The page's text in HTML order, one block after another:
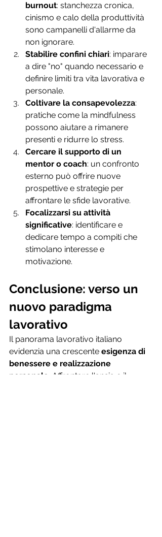
burnout: stanchezza cronica,
cinismo e calo della produttività
sono campanelli d'allarme da
non ignorare.
Stabilire confini chiari: imparare
a dire "no" quando necessario e
definire limiti tra vita lavorativa e
personale.
Coltivare la consapevolezza:
pratiche come la mindfulness
possono aiutare a rimanere
presenti e ridurre lo stress.
Cercare il supporto di un
mentor o coach: un confronto
esterno può offrire nuove
prospettive e strategie per
affrontare le sfide lavorative.
Focalizzarsi su attività
significative: identificare e
dedicare tempo a compiti che
stimolano interesse e
motivazione.
Conclusione: verso un
nuovo paradigma
lavorativo
Il panorama lavorativo italiano
evidenzia una crescente esigenza di
benessere e realizzazione
personale
. Affrontare l'ansia e il